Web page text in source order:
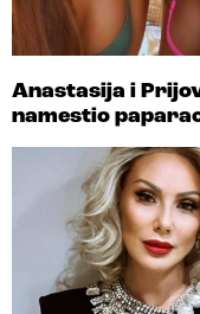
Anastasija i
namestio